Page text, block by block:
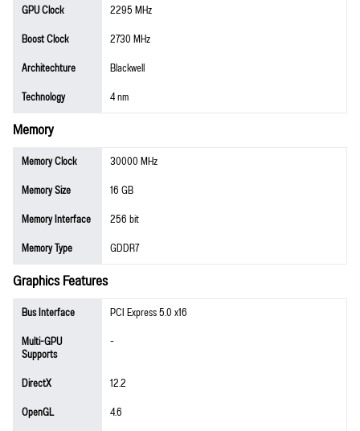
GPU Clock
2295 MHz
Boost Clock
2730 MHz
Architechture
Blackwell
Technology
4 nm
Memory
Memory Clock
30000 MHz
Memory Size
16 GB
Memory Interface
256 bit
Memory Type
GDDR7
Graphics Features
Bus Interface
PCI Express 5.0 x16
Multi-GPU
Supports
-
DirectX
12.2
OpenGL
4.6